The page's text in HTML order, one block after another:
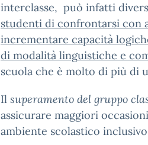
interclasse, può infatti
studenti di confrontarsi con
incrementare capacità
di modalità linguistiche e
scuola che è molto di più di
Il superamento del gruppo
assicurare maggiori
ambiente scolastico